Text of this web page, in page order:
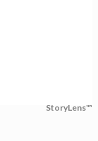
StoryLens™